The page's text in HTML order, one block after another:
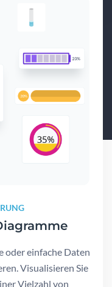
oder einfache Daten
Visualisieren Sie
Vielzahl von